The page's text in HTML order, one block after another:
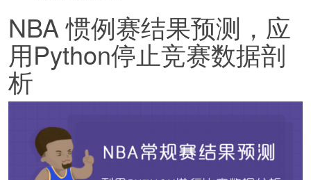
NBA 惯例赛结果预测，应
用Python停止竞赛数据剖
析